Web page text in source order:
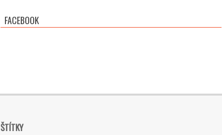
FACEBOOK
ŠTÍTKY